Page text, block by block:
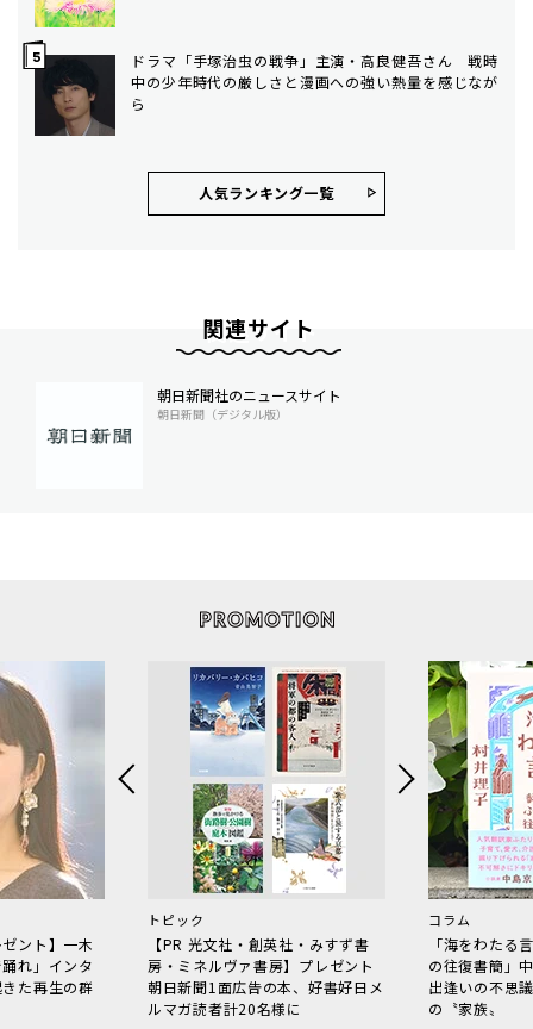
ドラマ「手塚治虫の戦争」主演・高良健吾さん 戦時
中の少年時代の厳しさと漫画への強い熱量を感じなが
ら
人気ランキング⼀覧
関連サイト
朝日新聞社のニュースサイト
朝日新聞（デジタル版）
ント】一木
れ」インタ
た再生の群
トピック
【PR 光文社・創英社・みすず書
房・ミネルヴァ書房】プレゼント
朝日新聞1面広告の本、好書好日メ
ルマガ読者計20名様に
コラム
「海をわた
の往復書簡」
出逢いの不思
の〝家族〟